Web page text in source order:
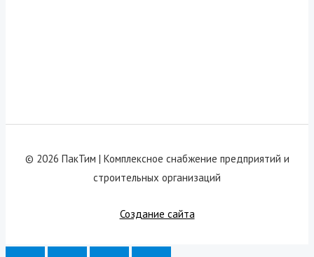
© 2026 ПакТим | Комплексное снабжение предприятий и
строительных организаций
Создание сайта